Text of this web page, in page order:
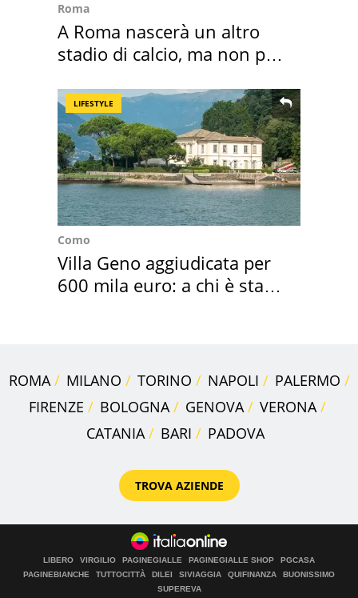
Roma
A Roma nascerà un altro
stadio di calcio, ma non per
LIFESTYLE
Como
Villa Geno aggiudicata per
600 mila euro: a chi è stata
ROMA MILANO TORINO NAPOLI
PALERMO
FIRENZE
BOLOGNA GENOVA
VERONA
CATANIA
BARI PADOVA
TROVA AZIENDE
LIBERO VIRGILIO PAGINEGIALLE PAGINEGIALLE SHOP
PGCASA
PAGINEBIANCHE
TUTTOCITTÀ DILEI SIVIAGGIA QUIFINANZA
BUONISSIMO
SUPEREVA